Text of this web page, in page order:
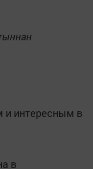
интересным в
в